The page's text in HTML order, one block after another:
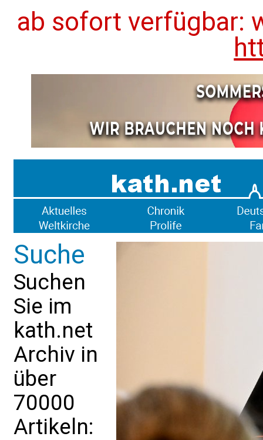
ab sofort verfügbar:
Suche
Suchen
Sie im
kath.net
Archiv in
über
70000
Artikeln: